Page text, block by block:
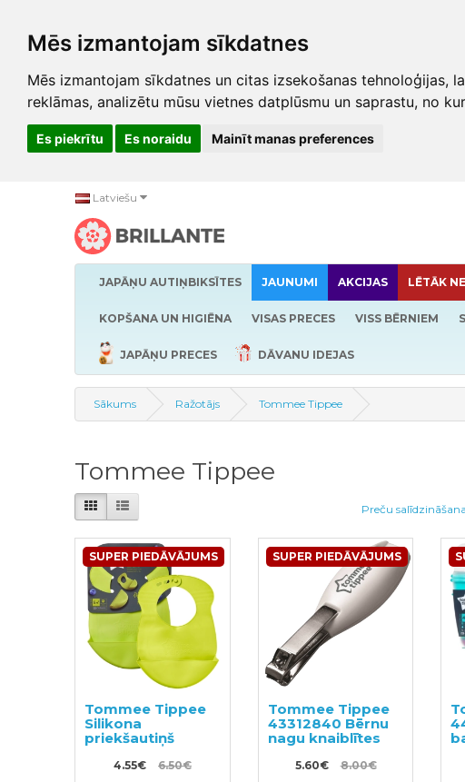
Mēs izmantojam sīkdatnes
Mēs izmantojam sīkdatnes un citas izsekošanas tehnoloģijas,
reklāmas, analizētu mūsu vietnes datplūsmu un saprastu, no
Es piekrītu Es noraidu Mainīt manas preferences
Latviešu
JAPĀŅU AUTIŅBIKSĪTES JAUNUMI AKCIJAS LĒTĀK
KOPŠANA UN HIGIĒNA VISAS PRECES VISS BĒRNIEM
JAPĀŅU PRECES DĀVANU IDEJAS
Sākums Ražotājs Tommee Tippee
Tommee Tippee
Preču
SUPER PIEDĀVĀJUMS
Tommee Tippee
Silikona
priekšautiņš
4.55€ 6.50€
SUPER PIEDĀVĀJUMS
Tommee Tippee
43312840 Bērnu
nagu knaiblītes
5.60€ 8.00€